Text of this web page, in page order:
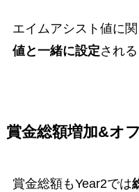
エイムアシスト値に関
値と一緒に設定され
賞金総額増加&オ
賞金総額もYear2では